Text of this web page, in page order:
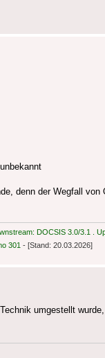
denn der Wegfall
DOCSIS 3.0/3.1 .
301 - [Stand: 20.03.2026]
umgestellt wurde,